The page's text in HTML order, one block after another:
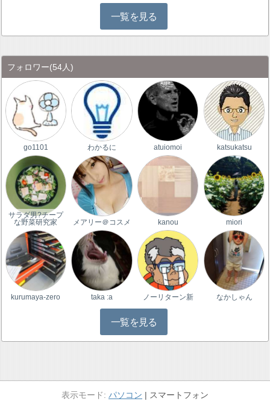
一覧を見る
フォロワー(54人)
go1101 わかるに atuiomoi katsukatsu
サラダ男?チープ
な野菜研究家
メアリー＠コスメ kanou miori
kurumaya-zero taka :a ノーリターン新 なかしゃん
一覧を見る
パソコン スマートフォン